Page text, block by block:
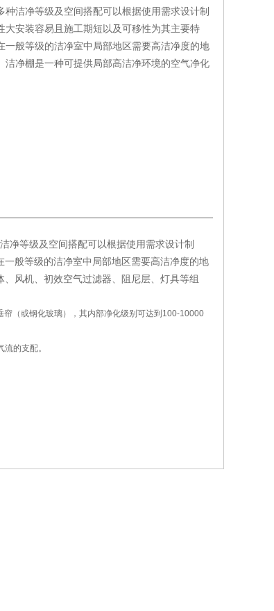
种洁净等级及空间搭配可以根据使用需求设计制
大安装容易且施工期短以及可移性为其主要特
一般等级的洁净室中局部地区需要高洁净度的地
洁净棚是一种可提供局部高洁净环境的空气净化
净等级及空间搭配可以根据使用需求设计制
般等级的洁净室中局部地区需要高洁净度的地
风机、初效空气过滤器、阻尼层、灯具等组
（或钢化玻璃），其内部净化级别可达到100-10000
的支配。